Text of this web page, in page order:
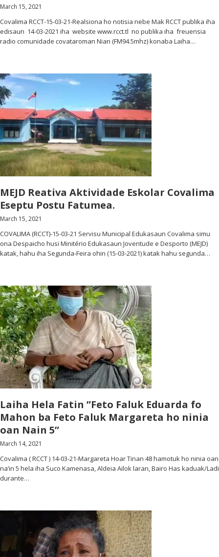
March 15, 2021
Covalima RCCT-15-03-21-Realsiona ho notisia nebe Mak RCCT publika iha
edisaun 14-03-2021 iha website www.rcct.tl no publika iha freuensia
radio comunidade covataroman Nian (FM94.5mhz) konaba Laiha…
MEJD Reativa Aktividade Eskolar Covalima
Eseptu Postu Fatumea.
March 15, 2021
COVALIMA (RCCT)-15-03-21 Servisu Municipal Edukasaun Covalima simu
ona Despaicho husi Minitério Edukasaun Joventude e Desporto (MEJD)
katak, hahu iha Segunda-Feira ohin (15-03-2021) katak hahu segunda…
Laiha Hela Fatin ”Feto Faluk Eduarda fo
Mahon ba Feto Faluk Margareta ho ninia
oan Nain 5”
March 14, 2021
Covalima ( RCCT ) 14-03-21-Margareta Hoar Tinan 48 hamotuk ho ninia oan
na’in 5 hela iha Suco Kamenasa, Aldeia Ailok laran, Bairo Has kaduak/Ladi
durante…